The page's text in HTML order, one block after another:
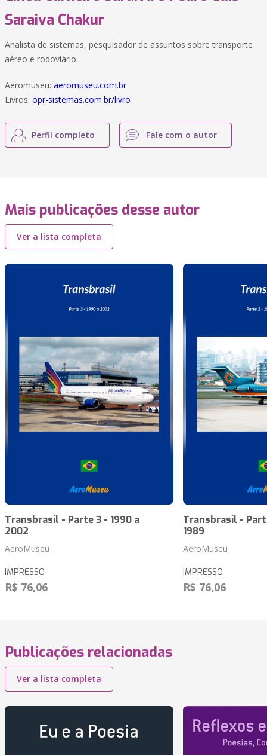
Saraiva Chakur
Analista de sistemas, pesquisador de assuntos sobre transporte
aéreo e rodoviário.
Aeromuseu: aeromuseu.com.br
Livros: opr-sistemas.com.br/livro
Perfil completo Fale com o autor
Mais publicações desse autor
Ver a lista completa
Transbrasil - Parte 3 - 1990 a
2002
AeroMuseu
IMPRESSO
R$ 76,06
Transbrasil -
1989
AeroMuseu
IMPRESSO
R$ 76,06
Publicações relacionadas
Ver a lista completa